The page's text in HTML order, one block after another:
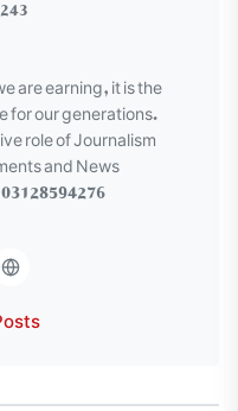
are earning, it is the
for our generations.
role of Journalism
and News